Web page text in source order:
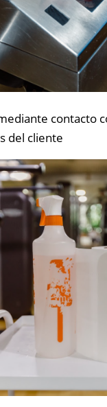
contacto
del cliente